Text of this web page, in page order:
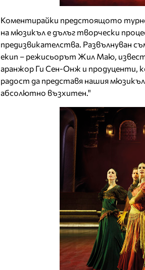
Коментирайки предстоящото
на мюзикъл е дълъг творчески
предизвикателства. Развълнуван
екип – режисьорът Жил Маю,
аранжор Ги Сен-Онж и продуценти,
радост да представя нашия
абсолютно възхитен."